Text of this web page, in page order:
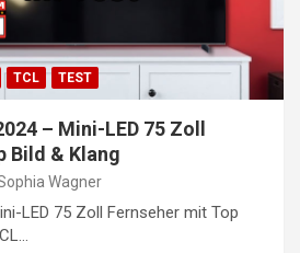
TCL TEST
– Mini-LED 75 Zoll
Bild & Klang
Wagner
LED 75 Zoll Fernseher mit Top